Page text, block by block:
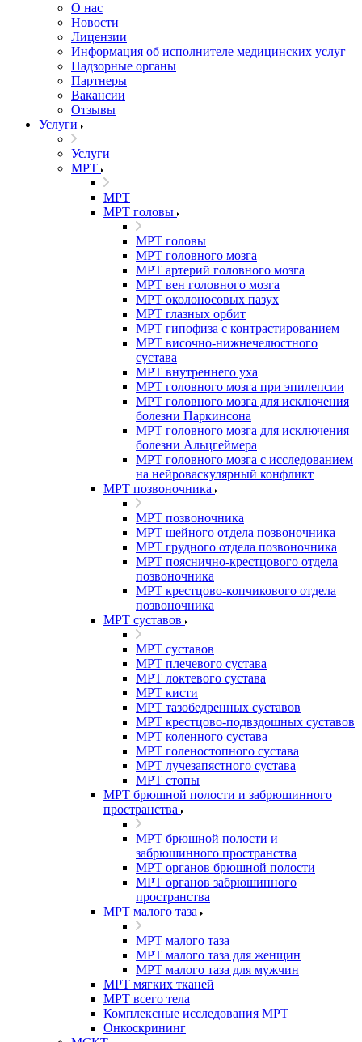
О нас
Новости
Лицензии
Информация об исполнителе медицинских услуг
Надзорные органы
Партнеры
Вакансии
Отзывы
Услуги
Услуги
МРТ
МРТ
МРТ головы
МРТ головы
МРТ головного мозга
МРТ артерий головного мозга
МРТ вен головного мозга
МРТ околоносовых пазух
МРТ глазных орбит
МРТ гипофиза с контрастированием
МРТ височно-нижнечелюстного
сустава
МРТ внутреннего уха
МРТ головного мозга при эпилепсии
МРТ головного мозга для исключения
болезни Паркинсона
МРТ головного мозга для исключения
болезни Альцгеймера
МРТ головного мозга с исследованием
на нейроваскулярный конфликт
МРТ позвоночника
МРТ позвоночника
МРТ шейного отдела позвоночника
МРТ грудного отдела позвоночника
МРТ пояснично-крестцового отдела
позвоночника
МРТ крестцово-копчикового отдела
позвоночника
МРТ суставов
МРТ суставов
МРТ плечевого сустава
МРТ локтевого сустава
МРТ кисти
МРТ тазобедренных суставов
МРТ крестцово-подвздошных суставов
МРТ коленного сустава
МРТ голеностопного сустава
МРТ лучезапястного сустава
МРТ стопы
МРТ брюшной полости и забрюшинного
пространства
МРТ брюшной полости и
забрюшинного пространства
МРТ органов брюшной полости
МРТ органов забрюшинного
пространства
МРТ малого таза
МРТ малого таза
МРТ малого таза для женщин
МРТ малого таза для мужчин
МРТ мягких тканей
МРТ всего тела
Комплексные исследования МРТ
Онкоскрининг